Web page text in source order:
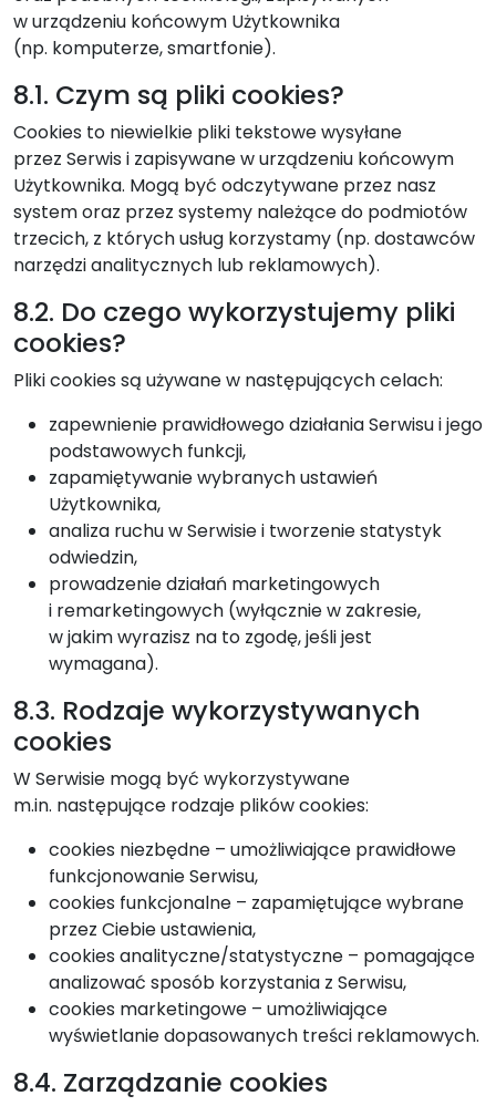
w urządzeniu końcowym Użytkownika
(np. komputerze, smartfonie).
8.1. Czym są pliki cookies?
Cookies to niewielkie pliki tekstowe wysyłane
przez Serwis i zapisywane w urządzeniu końcowym
Użytkownika. Mogą być odczytywane przez nasz
system oraz przez systemy należące do podmiotów
trzecich, z których usług korzystamy (np. dostawców
narzędzi analitycznych lub reklamowych).
8.2. Do czego wykorzystujemy pliki
cookies?
Pliki cookies są używane w następujących celach:
zapewnienie prawidłowego działania Serwisu i jego
podstawowych funkcji,
zapamiętywanie wybranych ustawień
Użytkownika,
analiza ruchu w Serwisie i tworzenie statystyk
odwiedzin,
prowadzenie działań marketingowych
i remarketingowych (wyłącznie w zakresie,
w jakim wyrazisz na to zgodę, jeśli jest
wymagana).
8.3. Rodzaje wykorzystywanych
cookies
W Serwisie mogą być wykorzystywane
m.in. następujące rodzaje plików cookies:
cookies niezbędne – umożliwiające prawidłowe
funkcjonowanie Serwisu,
cookies funkcjonalne – zapamiętujące wybrane
przez Ciebie ustawienia,
cookies analityczne/statystyczne – pomagające
analizować sposób korzystania z Serwisu,
cookies marketingowe – umożliwiające
wyświetlanie dopasowanych treści reklamowych.
8.4. Zarządzanie cookies